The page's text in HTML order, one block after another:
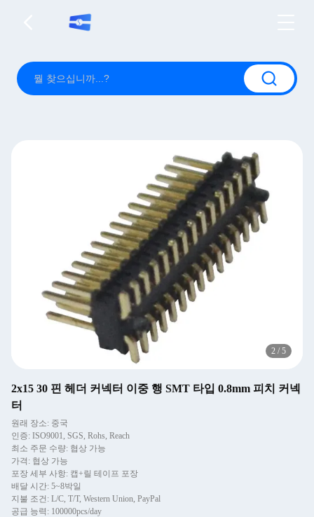
2 / 5
2x15 30 핀 헤더 커넥터 이중 행 SMT 타입 0.8mm 피치 커넥
터
원래 장소: 중국
인증: ISO9001, SGS, Rohs, Reach
최소 주문 수량: 협상 가능
가격: 협상 가능
포장 세부 사항: 캡+릴 테이프 포장
배달 시간: 5~8박일
지불 조건: L/C, T/T, Western Union, PayPal
공급 능력: 100000pcs/day